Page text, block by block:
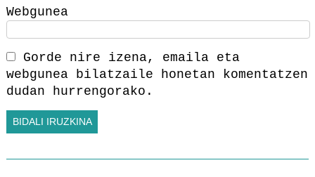
Webgunea
Gorde nire izena, emaila eta
webgunea bilatzaile honetan komentatzen
dudan hurrengorako.